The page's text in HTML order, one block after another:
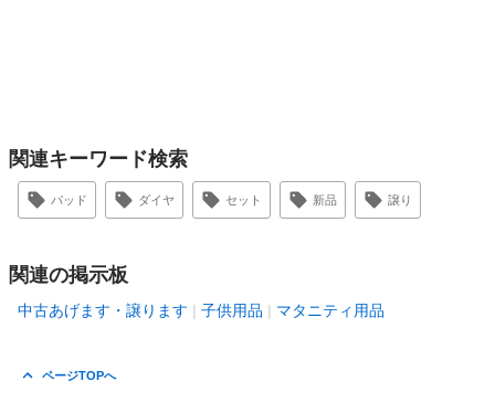
関連キーワード検索
パッド ダイヤ セット 新品 譲り
関連の掲示板
中古あげます・譲ります 子供用品 マタニティ用品
ページTOPへ